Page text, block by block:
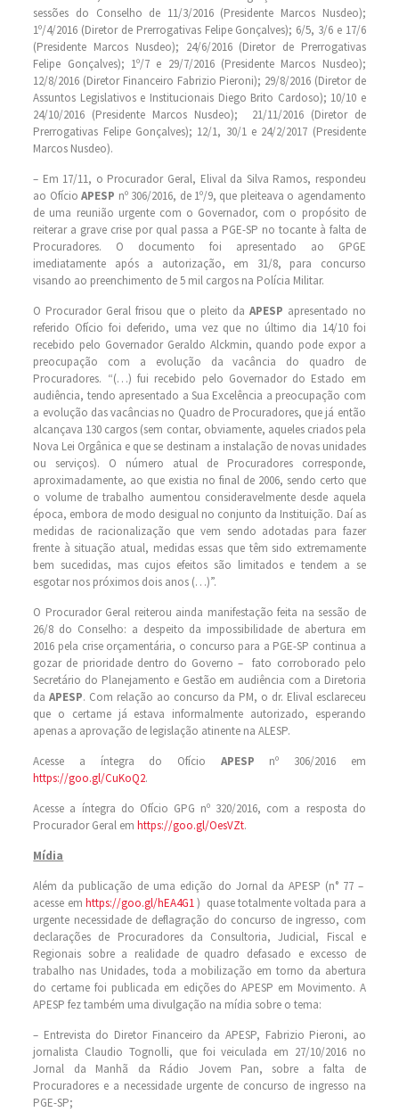
sessões do Conselho de 11/3/2016 (Presidente Marcos Nusdeo);
1º/4/2016 (Diretor de Prerrogativas Felipe Gonçalves); 6/5, 3/6 e 17/6
(Presidente Marcos Nusdeo); 24/6/2016 (Diretor de Prerrogativas
Felipe Gonçalves); 1º/7 e 29/7/2016 (Presidente Marcos Nusdeo);
12/8/2016 (Diretor Financeiro Fabrizio Pieroni); 29/8/2016 (Diretor de
Assuntos Legislativos e Institucionais Diego Brito Cardoso); 10/10 e
24/10/2016 (Presidente Marcos Nusdeo); 21/11/2016 (Diretor de
Prerrogativas Felipe Gonçalves); 12/1, 30/1 e 24/2/2017 (Presidente
Marcos Nusdeo).
– Em 17/11, o Procurador Geral, Elival da Silva Ramos, respondeu
ao OfícioAPESP nº 306/2016, de 1º/9, que pleiteava o agendamento
de uma reunião urgente com o Governador, com o propósito de
reiterar a grave crise por qual passa a PGE-SP no tocante à falta de
Procuradores. O documento foi apresentado ao GPGE
imediatamente após a autorização, em 31/8, para concurso
visando ao preenchimento de 5 mil cargos na Polícia Militar.
O Procurador Geral frisou que o pleito da APESP apresentado no
referido Ofício foi deferido, uma vez que no último dia 14/10 foi
recebido pelo Governador Geraldo Alckmin, quando pode expor a
preocupação com a evolução da vacância do quadro de
Procuradores. “(…) fui recebido pelo Governador do Estado em
audiência, tendo apresentado a Sua Excelência a preocupação com
a evolução das vacâncias no Quadro de Procuradores, que já então
alcançava 130 cargos (sem contar, obviamente, aqueles criados pela
Nova Lei Orgânica e que se destinam a instalação de novas unidades
ou serviços). O número atual de Procuradores corresponde,
aproximadamente, ao que existia no final de 2006, sendo certo que
o volume de trabalho aumentou consideravelmente desde aquela
época, embora de modo desigual no conjunto da Instituição. Daí as
medidas de racionalização que vem sendo adotadas para fazer
frente à situação atual, medidas essas que têm sido extremamente
bem sucedidas, mas cujos efeitos são limitados e tendem a se
esgotar nos próximos dois anos (…)”.
O Procurador Geral reiterou ainda manifestação feita na sessão de
26/8 do Conselho: a despeito da impossibilidade de abertura em
2016 pela crise orçamentária, o concurso para a PGE-SP continua a
gozar de prioridade dentro do Governo – fato corroborado pelo
Secretário do Planejamento e Gestão em audiência com a Diretoria
daAPESP. Com relação ao concurso da PM, o dr. Elival esclareceu
que o certame já estava informalmente autorizado, esperando
apenas a aprovação de legislação atinente na ALESP.
Acesse a íntegra do Ofício APESP nº 306/2016 em
https://goo.gl/CuKoQ2.
Acesse a íntegra do Ofício GPG nº 320/2016, com a resposta do
Procurador Geral emhttps://goo.gl/OesVZt.
Mídia
Além da publicação de uma edição do Jornal da APESP (n° 77 –
acesse em https://goo.gl/hEA4G1) quase totalmente voltada para a
urgente necessidade de deflagração do concurso de ingresso, com
declarações de Procuradores da Consultoria, Judicial, Fiscal e
Regionais sobre a realidade de quadro defasado e excesso de
trabalho nas Unidades, toda a mobilização em torno da abertura
do certame foi publicada em edições do APESP em Movimento. A
APESP fez também uma divulgação na mídia sobre o tema:
– Entrevista do Diretor Financeiro da APESP, Fabrizio Pieroni, ao
jornalista Claudio Tognolli, que foi veiculada em 27/10/2016 no
Jornal da Manhã da Rádio Jovem Pan, sobre a falta de
Procuradores e a necessidade urgente de concurso de ingresso na
PGE-SP;